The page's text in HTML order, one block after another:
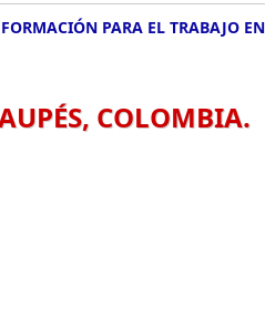
FORMACIÓN PARA EL TRABAJO
COLOMBIA.